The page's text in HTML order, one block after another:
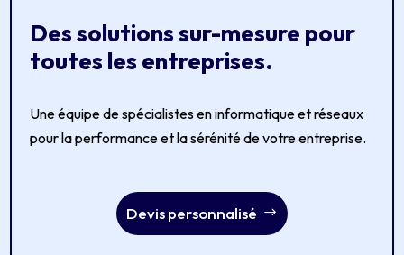
Des solutions sur-mesure pour
toutes les entreprises.
Une équipe de spécialistes en informatique et réseaux
pour la performance et la sérénité de votre entreprise.
Devis personnalisé